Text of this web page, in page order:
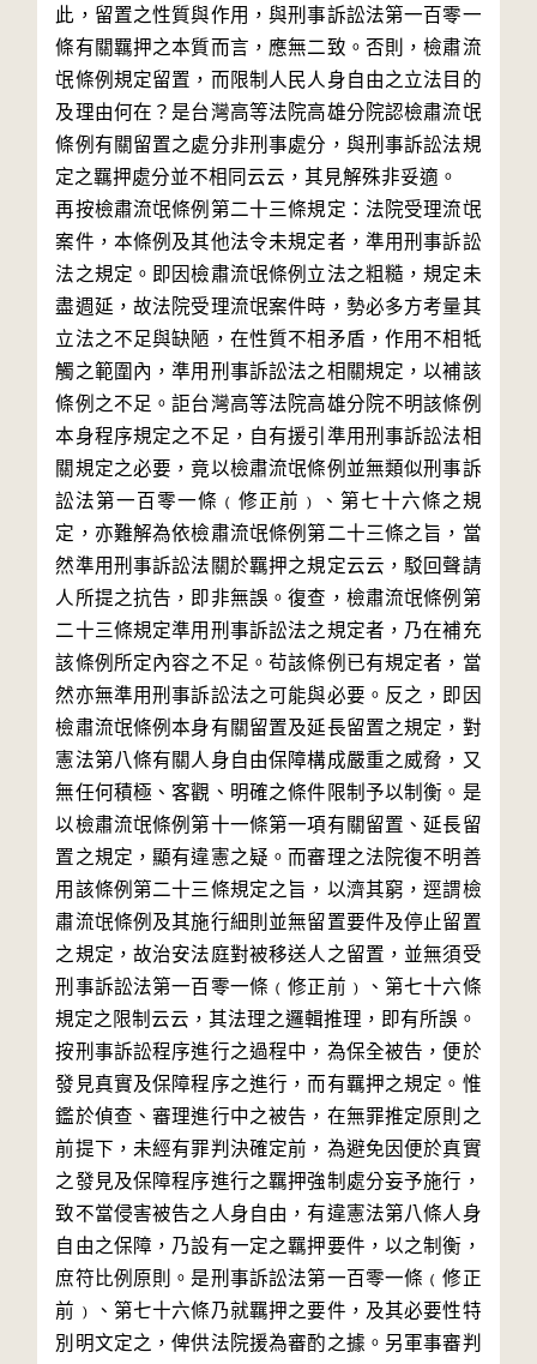
此，留置之性質與作用，與刑事訴訟法第一百零一
條有關羈押之本質而言，應無二致。否則，檢肅流
氓條例規定留置，而限制人民人身自由之立法目的
及理由何在？是台灣高等法院高雄分院認檢肅流氓
條例有關留置之處分非刑事處分，與刑事訴訟法規
定之羈押處分並不相同云云，其見解殊非妥適。
再按檢肅流氓條例第二十三條規定：法院受理流氓
案件，本條例及其他法令未規定者，準用刑事訴訟
法之規定。即因檢肅流氓條例立法之粗糙，規定未
盡週延，故法院受理流氓案件時，勢必多方考量其
立法之不足與缺陋，在性質不相矛盾，作用不相牴
觸之範圍內，準用刑事訴訟法之相關規定，以補該
條例之不足。詎台灣高等法院高雄分院不明該條例
本身程序規定之不足，自有援引準用刑事訴訟法相
關規定之必要，竟以檢肅流氓條例並無類似刑事訴
訟法第一百零一條﹙修正前﹚、第七十六條之規
定，亦難解為依檢肅流氓條例第二十三條之旨，當
然準用刑事訴訟法關於羈押之規定云云，駁回聲請
人所提之抗告，即非無誤。復查，檢肅流氓條例第
二十三條規定準用刑事訴訟法之規定者，乃在補充
該條例所定內容之不足。茍該條例已有規定者，當
然亦無準用刑事訴訟法之可能與必要。反之，即因
檢肅流氓條例本身有關留置及延長留置之規定，對
憲法第八條有關人身自由保障構成嚴重之威脅，又
無任何積極、客觀、明確之條件限制予以制衡。是
以檢肅流氓條例第十一條第一項有關留置、延長留
置之規定，顯有違憲之疑。而審理之法院復不明善
用該條例第二十三條規定之旨，以濟其窮，逕謂檢
肅流氓條例及其施行細則並無留置要件及停止留置
之規定，故治安法庭對被移送人之留置，並無須受
刑事訴訟法第一百零一條﹙修正前﹚、第七十六條
規定之限制云云，其法理之邏輯推理，即有所誤。
按刑事訴訟程序進行之過程中，為保全被告，便於
發見真實及保障程序之進行，而有羈押之規定。惟
鑑於偵查、審理進行中之被告，在無罪推定原則之
前提下，未經有罪判決確定前，為避免因便於真實
之發見及保障程序進行之羈押強制處分妄予施行，
致不當侵害被告之人身自由，有違憲法第八條人身
自由之保障，乃設有一定之羈押要件，以之制衡，
庶符比例原則。是刑事訴訟法第一百零一條﹙修正
前﹚、第七十六條乃就羈押之要件，及其必要性特
別明文定之，俾供法院援為審酌之據。另軍事審判